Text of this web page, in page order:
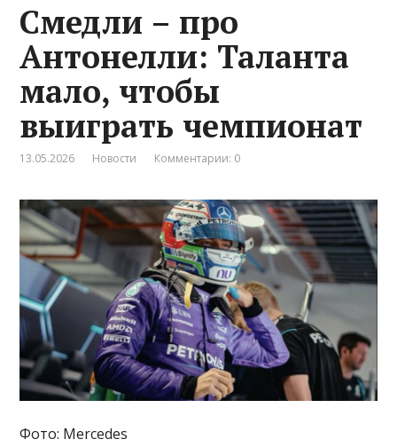
Смедли – про
Антонелли: Таланта
мало, чтобы
выиграть чемпионат
13.05.2026 Новости Комментарии: 0
Фото: Mercedes